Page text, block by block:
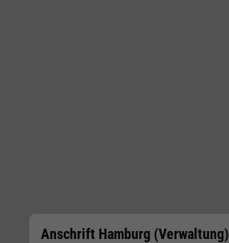
Anschrift Hamburg (Verwaltung)